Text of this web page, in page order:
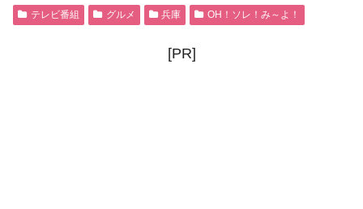
テレビ番組 グルメ 兵庫 OH！ソレ！み～よ！
[PR]